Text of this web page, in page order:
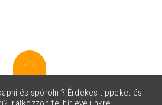
és spórolni? Érdekes tippeket és